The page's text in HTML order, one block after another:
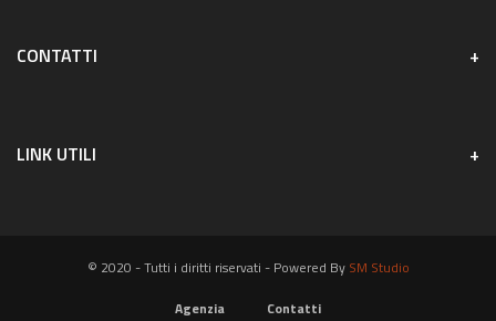
CONTATTI
LINK UTILI
© 2020 - Tutti i diritti riservati - Powered By SM Studio
Agenzia
Contatti